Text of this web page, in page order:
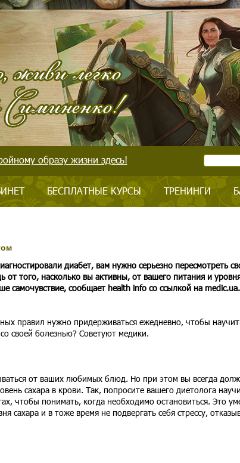
образу жизни здесь!
БЕСПЛАТНЫЕ КУРСЫ ТРЕНИНГИ
диабет, вам нужно серьезно пересмотреть
от того, насколько вы активны, от вашего питания и
самочувствие, сообщает health info со ссылкой на medic.ua.
правил нужно придерживаться ежедневно, чтобы
своей болезнью? Советуют медики.
от ваших любимых блюд. Но при этом вы всегда
сахара в крови. Так, попросите вашего диетолога
чтобы понимать, когда необходимо остановиться. Это
сахара и в тоже время не подвергать себя стрессу,